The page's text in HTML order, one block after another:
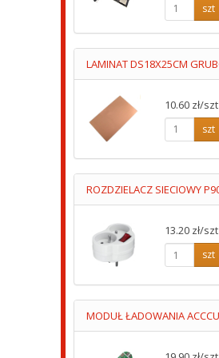
szt
10.60 zł/szt
szt
13.20 zł/szt
szt